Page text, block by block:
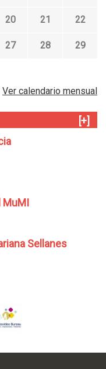
20 21 22
27 28 29
Ver calendario mensual
[+]
MuMI
Sellanes